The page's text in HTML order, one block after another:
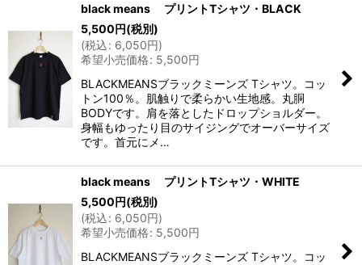
black means プリントTシャツ・BLACK
5,500円(税別)
(税込: 6,050円)
希望小売価格: 5,500円
BLACKMEANSブラックミーンズ Tシャツ。コッ
トン100％。肌触りで柔らかい生地感。丸胴
BODYです。肩を落としたドロップショルダー。
身幅もゆったり目のサイジングでオーバーサイズ
です。首元にメ…
black means プリントTシャツ・WHITE
5,500円(税別)
(税込: 6,050円)
希望小売価格: 5,500円
BLACKMEANSブラックミーンズ Tシャツ。コッ